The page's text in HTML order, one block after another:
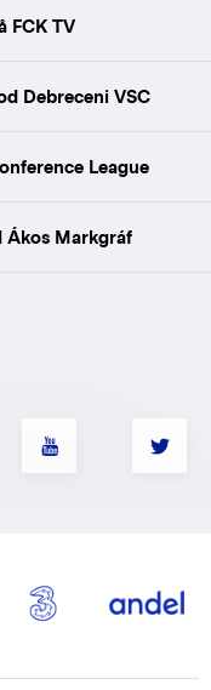
FCK TV
Debreceni VSC
League
Ákos Markgráf